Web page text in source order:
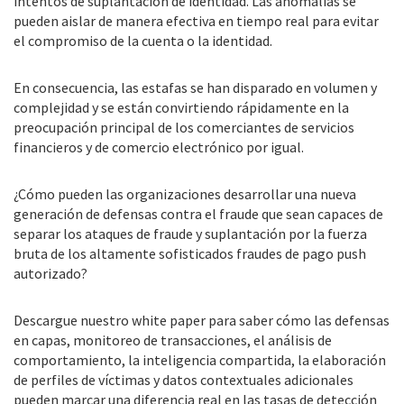
pueden aislar de manera efectiva en tiempo real para evitar
el compromiso de la cuenta o la identidad.
En consecuencia, las estafas se han disparado en volumen y
complejidad y se están convirtiendo rápidamente en la
preocupación principal de los comerciantes de servicios
financieros y de comercio electrónico por igual.
¿Cómo pueden las organizaciones desarrollar una nueva
generación de defensas contra el fraude que sean capaces de
separar los ataques de fraude y suplantación por la fuerza
bruta de los altamente sofisticados fraudes de pago push
autorizado?
Descargue nuestro white paper para saber cómo las defensas
en capas, monitoreo de transacciones, el análisis de
comportamiento, la inteligencia compartida, la elaboración
de perfiles de víctimas y datos contextuales adicionales
pueden marcar una diferencia real en las tasas de detección